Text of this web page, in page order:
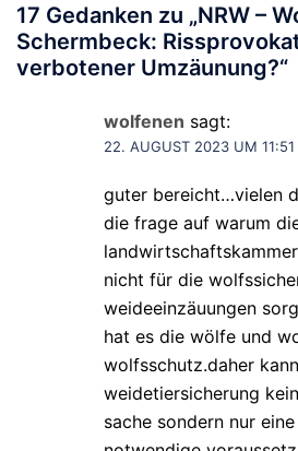
17 Gedanken zu „NRW –
Schermbeck:
verbotener Umzäunung?“
wolfenen sagt:
22. AUGUST 2023 UM 11:51
guter bereicht…vielen
die frage auf warum
nicht für die
weideeinzäuungen
hat es die wölfe und
wolfsschutz.daher
weidetiersicherung
sache sondern nur